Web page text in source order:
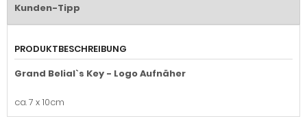
Kunden-Tipp
PRODUKTBESCHREIBUNG
Grand Belial`s Key - Logo Aufnäher
ca. 7 x 10cm